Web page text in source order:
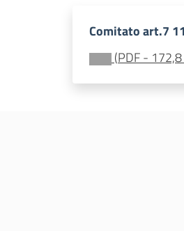
Comitato art.7
(PDF-